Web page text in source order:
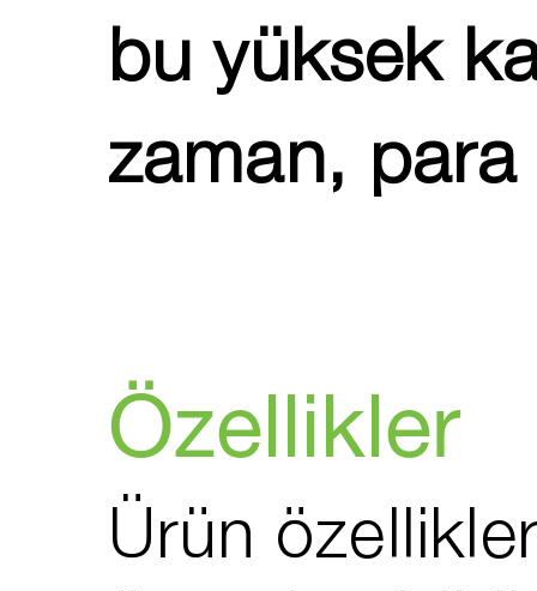
bu yüksek
zaman,
Özellikler
Ürün